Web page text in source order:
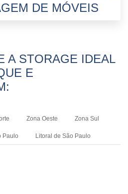
DE MÓVEIS
A STORAGE IDEAL
E
Zona Oeste Zona Sul
Paulo Litoral de São Paulo